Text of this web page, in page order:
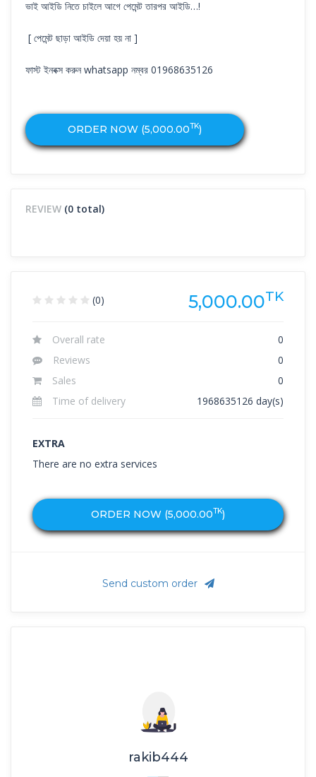
ভাই আইডি নিতে চাইলে আগে পেমেন্ট তারপর আইডি…!
[ পেমেন্ট ছাড়া আইডি দেয়া হয় না ]
ফাস্ট ইনবক্স করুন whatsapp নম্বর 01968635126
ORDER NOW (5,000.00TK)
REVIEW (0 total)
(0) 5,000.00TK
Overall rate
0
Reviews
0
Sales
0
Time of delivery
1968635126 day(s)
ORDER NOW (5,000.00TK)
EXTRA
There are no extra services
Send custom order
rakib444